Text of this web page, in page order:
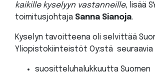
kaikille kyselyyn vastanneille, lisää
toimitusjohtaja Sanna Sianoja.
Kyselyn tavoitteena oli selvittää
Yliopistokiinteistöt Oy:stä seuraavia
suositteluhalukkuutta Suomen